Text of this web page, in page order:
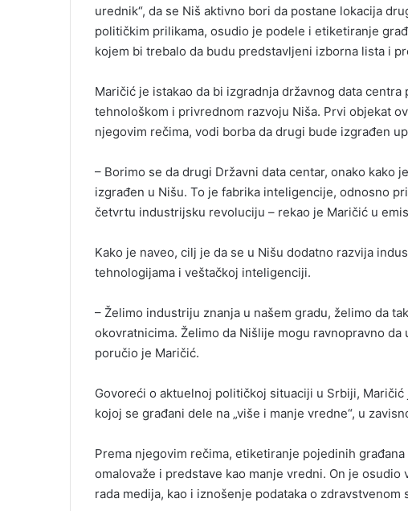
urednik“, da se Niš aktivno bori da postane lokacija
političkim prilikama, osudio je podele i etiketiranje
kojem bi trebalo da budu predstavljeni izborna lista i
Maričić je istakao da bi izgradnja državnog data centra
tehnološkom i privrednom razvoju Niša. Prvi objekat
njegovim rečima, vodi borba da drugi bude izgrađen
– Borimo se da drugi Državni data centar, onako kako
izgrađen u Nišu. To je fabrika inteligencije, odnosno
četvrtu industrijsku revoluciju – rekao je Maričić u
Kako je naveo, cilj je da se u Nišu dodatno razvija
tehnologijama i veštačkoj inteligenciji.
– Želimo industriju znanja u našem gradu, želimo da
okovratnicima. Želimo da Nišlije mogu ravnopravno
poručio je Maričić.
Govoreći o aktuelnoj političkoj situaciji u Srbiji,
kojoj se građani dele na „više i manje vredne“, u
Prema njegovim rečima, etiketiranje pojedinih
omalovaže i predstave kao manje vredni. On je
rada medija, kao i iznošenje podataka o